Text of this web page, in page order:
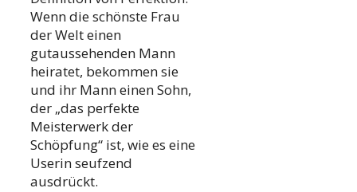
Wenn die schönste Frau
der Welt einen
gutaussehenden Mann
heiratet, bekommen sie
und ihr Mann einen Sohn,
der „das perfekte
Meisterwerk der
Schöpfung“ ist, wie es eine
Userin seufzend
ausdrückt.